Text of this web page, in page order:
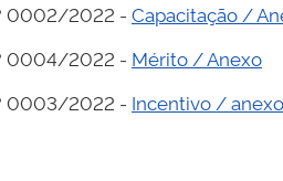
0002/2022 - Capacitação /
0004/2022 - Mérito / Anexo
0003/2022 - Incentivo / anexo